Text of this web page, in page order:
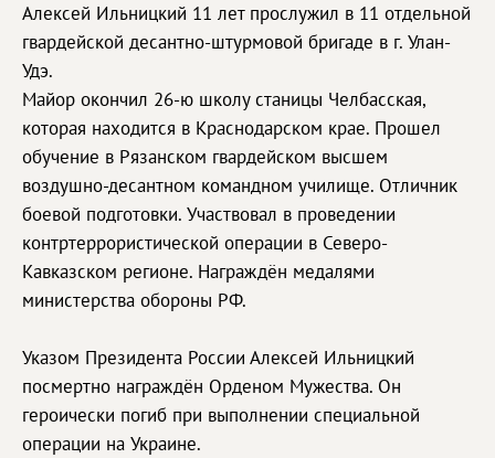
Алексей Ильницкий 11 лет прослужил в 11 отдельной
гвардейской десантно-штурмовой бригаде в г. Улан-
Удэ.
Майор окончил 26-ю школу станицы Челбасская,
которая находится в Краснодарском крае. Прошел
обучение в Рязанском гвардейском высшем
воздушно-десантном командном училище. Отличник
боевой подготовки. Участвовал в проведении
контртеррористической операции в Северо-
Кавказском регионе. Награждён медалями
министерства обороны РФ.
Указом Президента России Алексей Ильницкий
посмертно награждён Орденом Мужества. Он
героически погиб при выполнении специальной
операции на Украине.